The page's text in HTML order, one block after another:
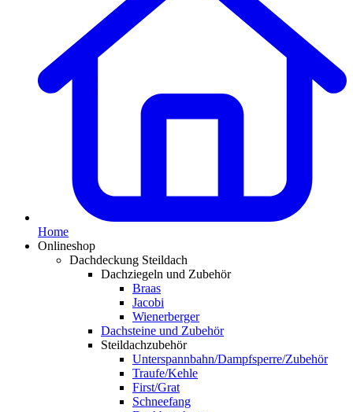
Home
Onlineshop
Dachdeckung Steildach
Dachziegeln und Zubehör
Braas
Jacobi
Wienerberger
Dachsteine und Zubehör
Steildachzubehör
Unterspannbahn/Dampfsperre/Zubehör
Traufe/Kehle
First/Grat
Schneefang